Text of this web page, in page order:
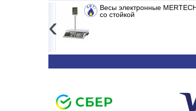
Весы электронные
со стойкой
‹
Сплит-система ABASK ABK/INV-